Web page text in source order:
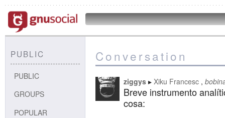
PUBLIC
PUBLIC
GROUPS
POPULAR
Conversation
ziggys Xiku Francesc
Breve instrumento
cosa: